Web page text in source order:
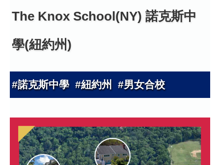
The Knox School(NY) 諾克斯中
學(紐約州)
#諾克斯中學 #紐約州 #男女合校